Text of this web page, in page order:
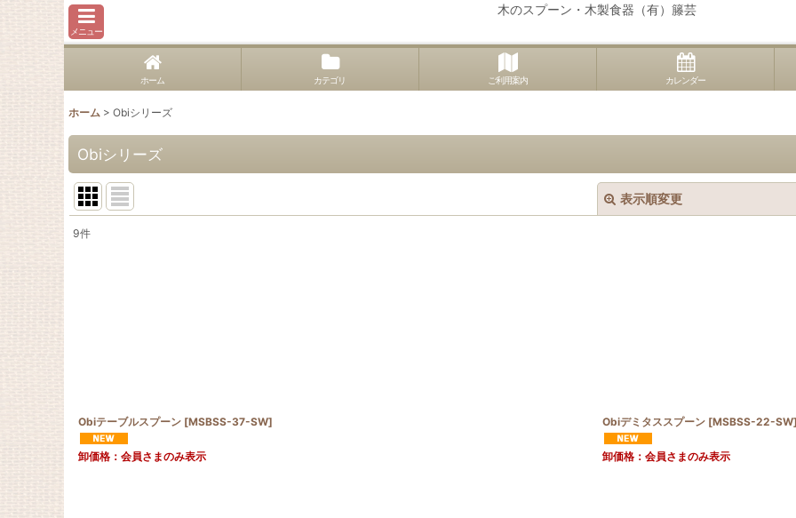
メニュー
木のスプーン・木製食器（有）籐芸
ホーム カテゴリ ご利用案内 カレンダー
ホーム > Obiシリーズ
Obiシリーズ
表示順変更
9件
Obiテーブルスプーン [MSBSS-37-SW]
卸価格：会員さまのみ表示
Obiデミタススプーン [MSBSS-22-SW
卸価格：会員さまのみ表示